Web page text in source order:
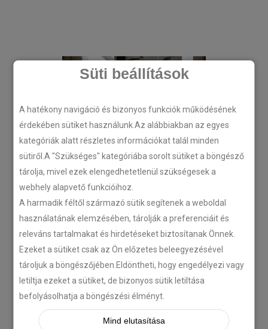
Süti beállítások
A hatékony navigáció és bizonyos funkciók működésének
érdekében sütiket használunk.Az alábbiakban az egyes
kategóriák alatt részletes információkat talál minden
sütiről.A "Szükséges" kategóriába sorolt sütiket a böngésző
tárolja, mivel ezek elengedhetetlenül szükségesek a
webhely alapvető funkcióihoz.
A harmadik féltől származó sütik segítenek a weboldal
használatának elemzésében, tárolják a preferenciáit és
releváns tartalmakat és hirdetéseket biztosítanak Önnek.
Ezeket a sütiket csak az Ön előzetes beleegyezésével
tároljuk a böngészőjében.Eldöntheti, hogy engedélyezi vagy
letiltja ezeket a sütiket, de bizonyos sütik letiltása
befolyásolhatja a böngészési élményt.
Mind elutasítása